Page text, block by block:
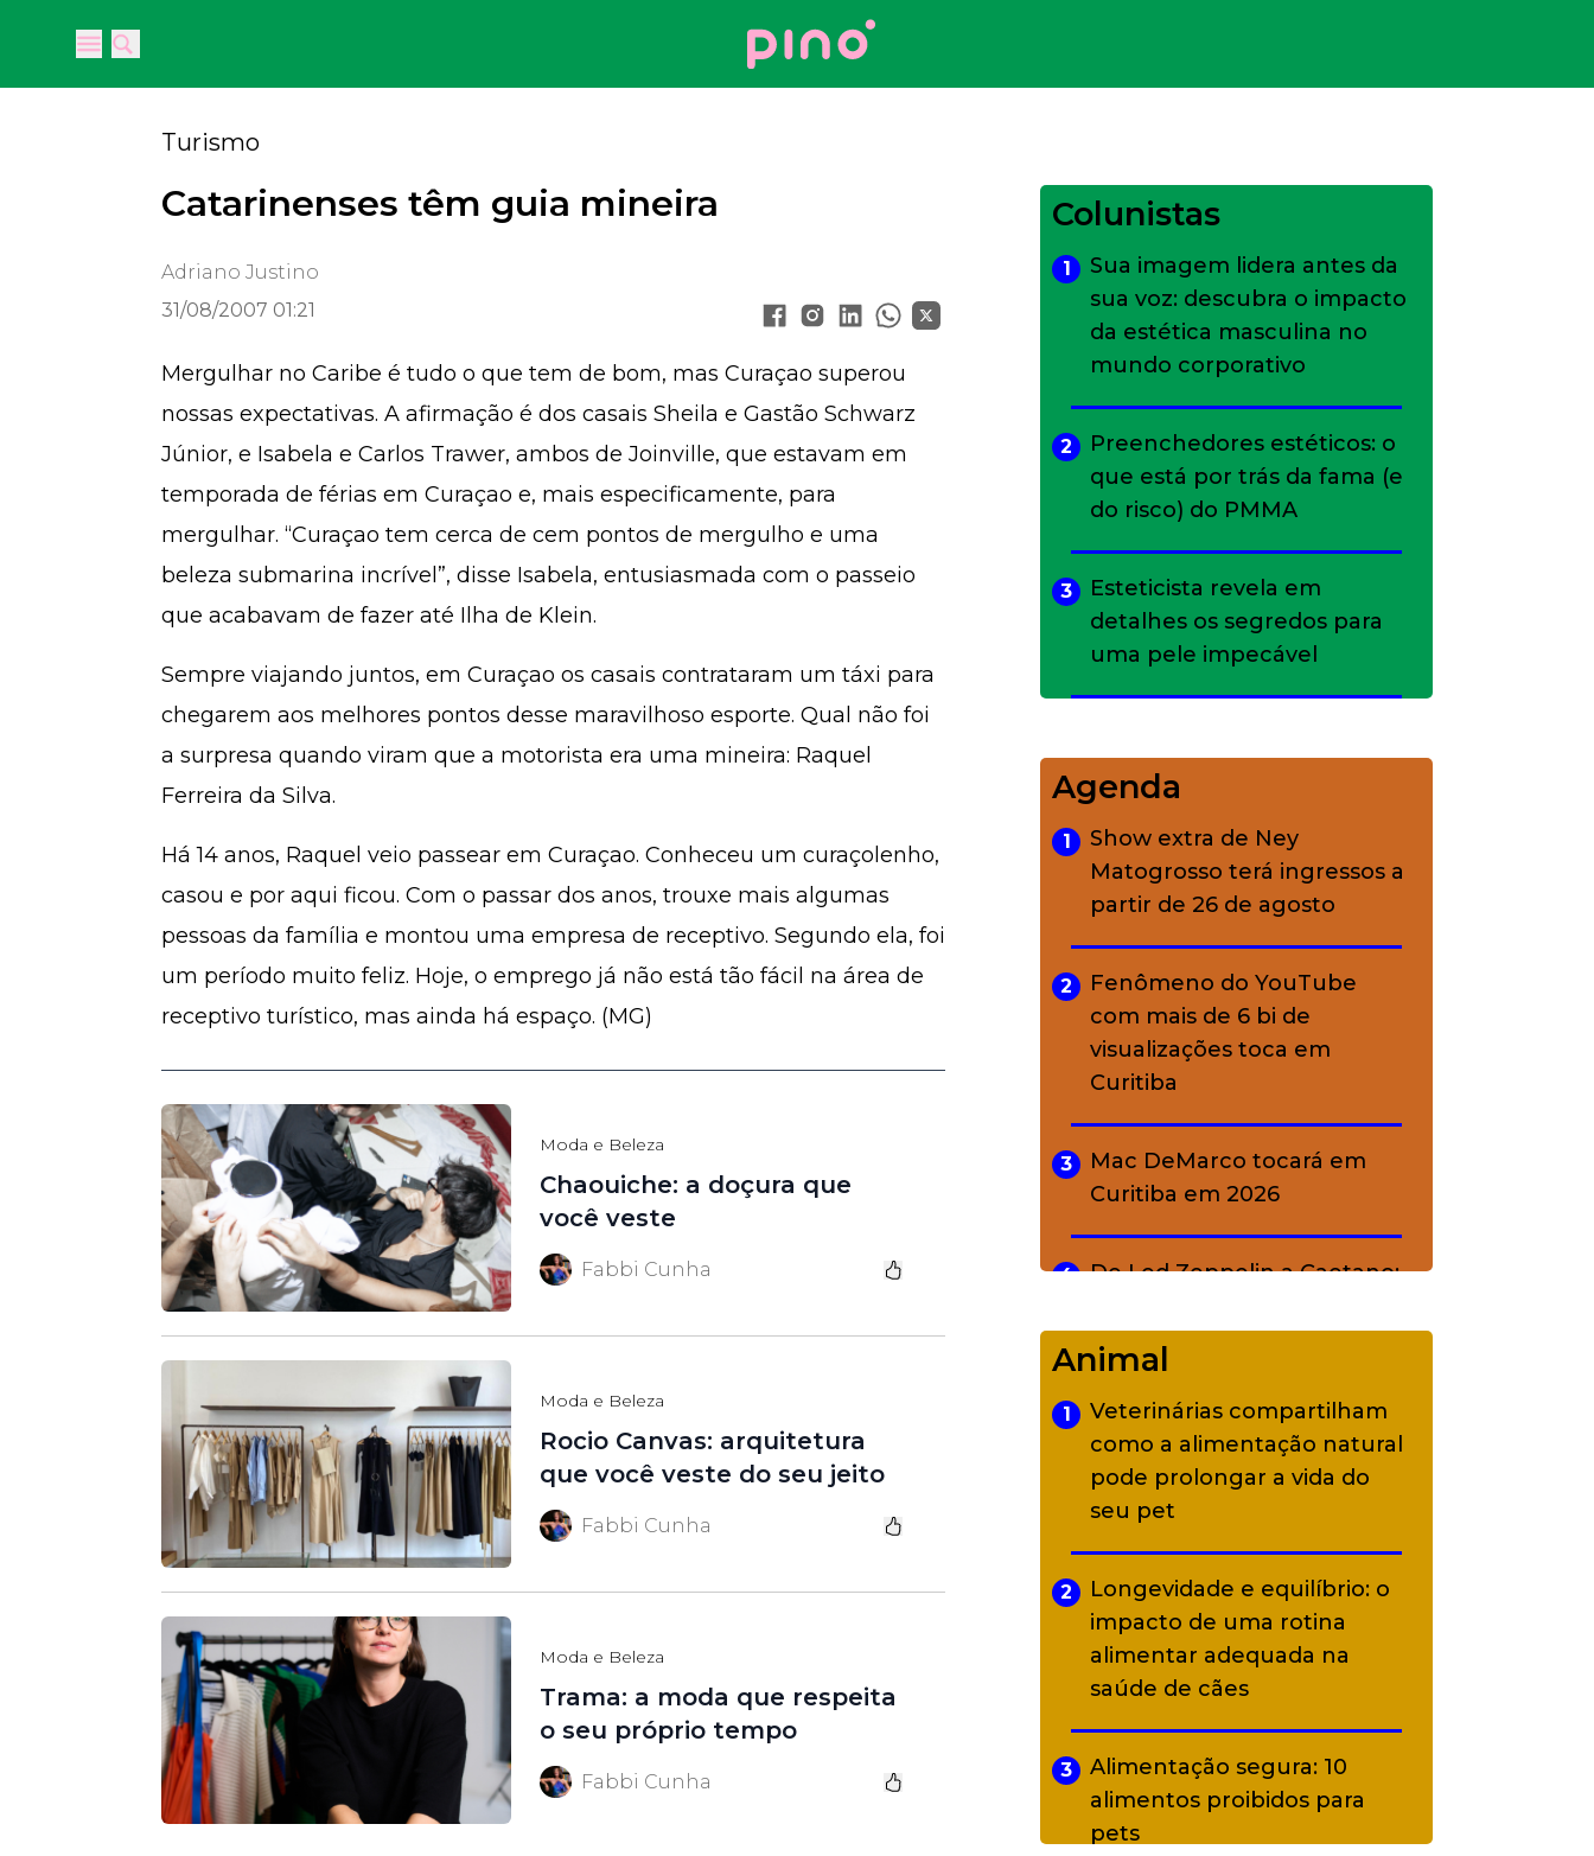
Open main menu
Open main menu
Your Company
Turismo
Catarinenses têm guia mineira
Adriano Justino
31/08/2007 01:21
Mergulhar no Caribe é tudo o que tem de bom, mas Curaçao superou
nossas expectativas. A afirmação é dos casais Sheila e Gastão Schwarz
Júnior, e Isabela e Carlos Trawer, ambos de Joinville, que estavam em
temporada de férias em Curaçao e, mais especificamente, para
mergulhar. “Curaçao tem cerca de cem pontos de mergulho e uma
beleza submarina incrível”, disse Isabela, entusiasmada com o passeio
que acabavam de fazer até Ilha de Klein.
Sempre viajando juntos, em Curaçao os casais contrataram um táxi para
chegarem aos melhores pontos desse maravilhoso esporte. Qual não foi
a surpresa quando viram que a motorista era uma mineira: Raquel
Ferreira da Silva.
Há 14 anos, Raquel veio passear em Curaçao. Conheceu um curaçolenho,
casou e por aqui ficou. Com o passar dos anos, trouxe mais algumas
pessoas da família e montou uma empresa de receptivo. Segundo ela, foi
um período muito feliz. Hoje, o emprego já não está tão fácil na área de
receptivo turístico, mas ainda há espaço. (MG)
Moda e Beleza
Chaouiche: a doçura que
você veste
Fabbi Cunha
Moda e Beleza
Rocio Canvas: arquitetura
que você veste do seu jeito
Fabbi Cunha
Moda e Beleza
Trama: a moda que respeita
o seu próprio tempo
Fabbi Cunha
Colunistas
1
Sua imagem lidera antes da
sua voz: descubra o impacto
da estética masculina no
mundo corporativo
2
Preenchedores estéticos: o
que está por trás da fama (e
do risco) do PMMA
3
Esteticista revela em
detalhes os segredos para
uma pele impecável
charme rústico que
conquistou o luxo
A ciência por trás da
skincare: a função de cada
ativo
Agenda
1
Show extra de Ney
Matogrosso terá ingressos a
partir de 26 de agosto
2
Fenômeno do YouTube
com mais de 6 bi de
visualizações toca em
Curitiba
3
Mac DeMarco tocará em
Curitiba em 2026
4
De Led Zeppelin a Caetano:
diverso a partir de R$ 17
5
Adriana Calcanhotto retoma
alter ego infantil para show
em Curitiba
Animal
1
Veterinárias compartilham
como a alimentação natural
pode prolongar a vida do
seu pet
2
Longevidade e equilíbrio: o
impacto de uma rotina
alimentar adequada na
saúde de cães
3
Alimentação segura: 10
alimentos proibidos para
pets